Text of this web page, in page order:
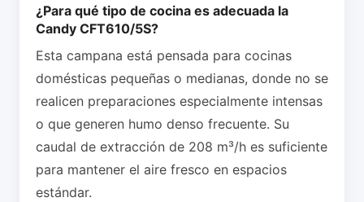
¿Para qué tipo de cocina es adecuada la
Candy CFT610/5S?
Esta campana está pensada para cocinas
domésticas pequeñas o medianas, donde no se
realicen preparaciones especialmente intensas
o que generen humo denso frecuente. Su
caudal de extracción de 208 m³/h es suficiente
para mantener el aire fresco en espacios
estándar.